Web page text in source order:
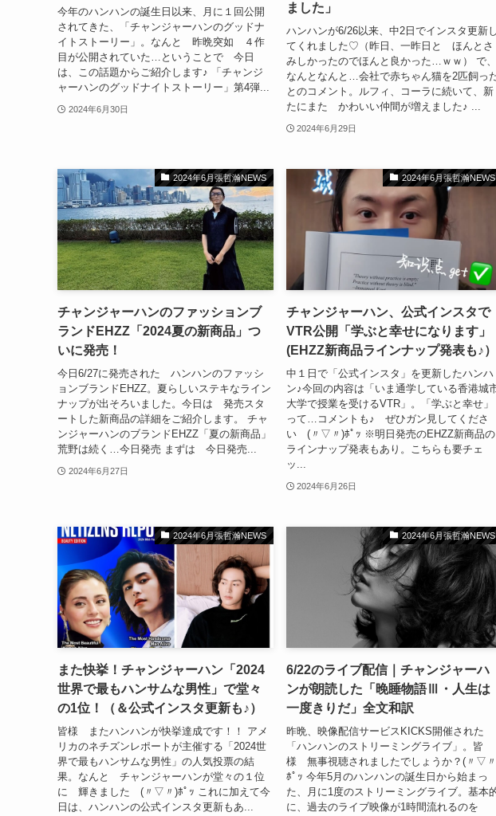
今年のハンハンの誕生日以来、月に１回公開
されてきた、「チャンジャーハンのグッドナ
イトストーリー」。なんと 昨晩突如 ４作
目が公開されていた…ということで 今日
は、この話題からご紹介します♪ 「チャンジ
ャーハンのグッドナイトストーリー」第4弾...
2024年6月30日
ました」
ハンハンが6/26以来、中2日でインスタ更新し
てくれました♡（昨日、一昨日と ほんとさ
みしかったのでほんと良かった…ｗｗ） で、
なんとなんと…会社で赤ちゃん猫を2匹飼っ
とのコメント。ルフィ、コーラに続いて、新
たにまた かわいい仲間が増えました♪ ...
2024年6月29日
2024年6月張哲瀚NEWS
チャンジャーハンのファッションブ
ランドEHZZ「2024夏の新商品」つ
いに発売！
今日6/27に発売された ハンハンのファッシ
ョンブランドEHZZ。夏らしいステキなライン
ナップが出そろいました。今日は 発売スタ
ートした新商品の詳細をご紹介します。 チャ
ンジャーハンのブランドEHZZ「夏の新商品」
荒野は続く…今日発売 まずは 今日発売...
2024年6月27日
2024年6月張哲瀚NEWS
チャンジャーハン、公式インスタで
VTR公開「学ぶと幸せになります」
(EHZZ新商品ラインナップ発表も♪）
中１日で「公式インスタ」を更新したハンハ
ン♪今回の内容は「いま通学している香港城
大学で授業を受けるVTR」。「学ぶと幸せ」
って…コメントも♪ ぜひガン見してくださ
い (〃▽〃)ﾎﾟｯ ※明日発売のEHZZ新商品の
ラインナップ発表もあり。こちらも要チェ
ッ...
2024年6月26日
2024年6月張哲瀚NEWS
また快挙！チャンジャーハン「2024
世界で最もハンサムな男性」で堂々
の1位！（＆公式インスタ更新も♪）
皆様 またハンハンが快挙達成です！！ アメ
リカのネチズンレポートが主催する「2024世
界で最もハンサムな男性」の人気投票の結
果。なんと チャンジャーハンが堂々の１位
に 輝きました (〃▽〃)ﾎﾟｯ これに加えて今
日は、ハンハンの公式インスタ更新もあ...
2024年6月張哲瀚NEWS
6/22のライブ配信｜チャンジャーハ
ンが朗読した「晚睡物語Ⅲ・人生は
一度きりだ」全文和訳
昨晩、映像配信サービスKICKS開催された
「ハンハンのストリーミングライブ」。皆
様 無事視聴されましたでしょうか？(〃▽
ﾎﾟｯ 今年5月のハンハンの誕生日から始まっ
た、月に1度のストリーミングライブ。基本
に、過去のライブ映像が1時間流れるのを